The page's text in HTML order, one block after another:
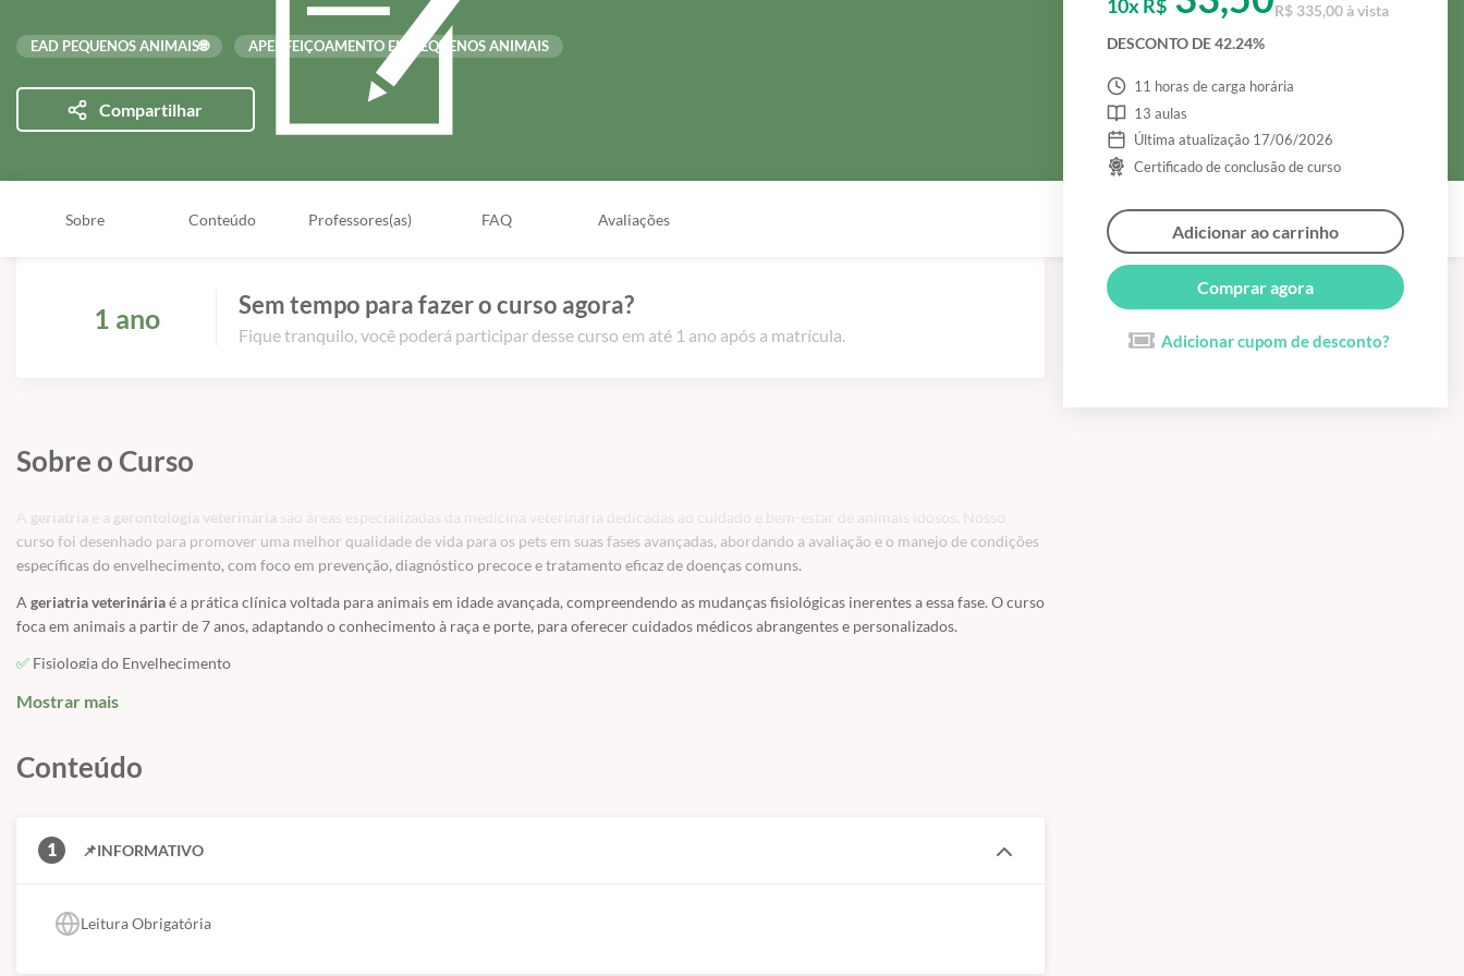
EAD PEQUENOS ANIMAIS🌐 APERFEIÇOAMENTO EM PEQUENOS ANIMAIS
Compartilhar
Sobre Conteúdo Professores(as) FAQ Avaliações
1 ano Sem tempo para fazer o curso agora?
Fique tranquilo, você poderá participar desse curso em até 1 ano após a matrícula.
Sobre o Curso
A geriatria e a gerontologia veterinária são áreas especializadas da medicina veterinária dedicadas ao cuidado e bem-estar de animais idosos. Nosso
curso foi desenhado para promover uma melhor qualidade de vida para os pets em suas fases avançadas, abordando a avaliação e o manejo de condições
específicas do envelhecimento, com foco em prevenção, diagnóstico precoce e tratamento eficaz de doenças comuns.
A geriatria veterináriaé a prática clínica voltada para animais em idade avançada, compreendendo as mudanças fisiológicas inerentes a essa fase. O curso
foca em animais a partir de 7 anos, adaptando o conhecimento à raça e porte, para oferecer cuidados médicos abrangentes e personalizados.
✅ Fisiologia do Envelhecimento
✅Manejo Clínico
✅Doenças Comuns e suas particularidades
✅Particularidades do Paciente Idoso
Polifarmácia em geriatria
Luto e comunicação no final da vida
Mostrar mais
Conteúdo
1 📌INFORMATIVO
Leitura Obrigatória
10x R$
R$ 335,00 à vista
DESCONTO DE 42.24%
11 horas de carga horária
13 aulas
Última atualização 17/06/2026
Certificado de conclusão de curso
Adicionar ao carrinho
Comprar agora
Adicionar cupom de desconto?